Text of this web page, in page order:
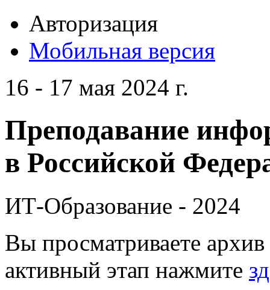
Авторизация
Мобильная версия
16 - 17 мая 2024 г.
Преподавание
в Российской
ИТ-Образование - 2024
Вы просматриваете
активный этап нажмите